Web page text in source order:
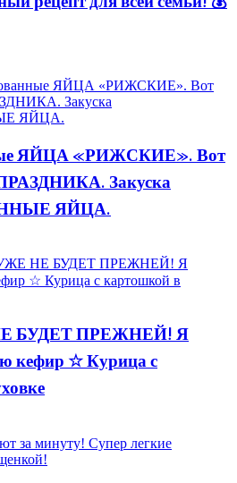
ЯЙЦА «РИЖСКИЕ». Вот
Закуска
ЯЙЦА.
БУДЕТ ПРЕЖНЕЙ! Я
кефир ☆ Курица с